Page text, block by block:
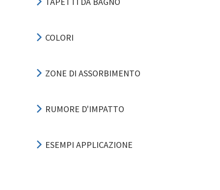
COLORI
ZONE DI ASSORBIMENTO
RUMORE D'IMPATTO
ESEMPI APPLICAZIONE